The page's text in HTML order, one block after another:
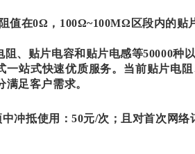
值在0Ω ， 100Ω~100MΩ 区段内的贴
阻、贴片电容和贴片电感等50000种
站式快速优质服务。当前贴片电
足客户需求。
冲抵使用：50元/次；且对首次网络